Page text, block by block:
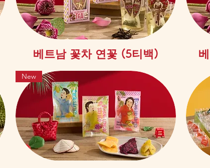
제품보기
베트남 꽃차 연꽃 (5티백)
New